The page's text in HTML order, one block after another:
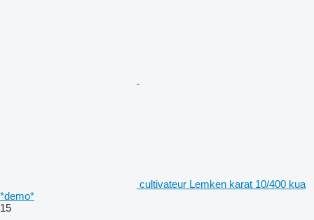
cultivateur Lemken karat 10/400 kua
*demo*
15